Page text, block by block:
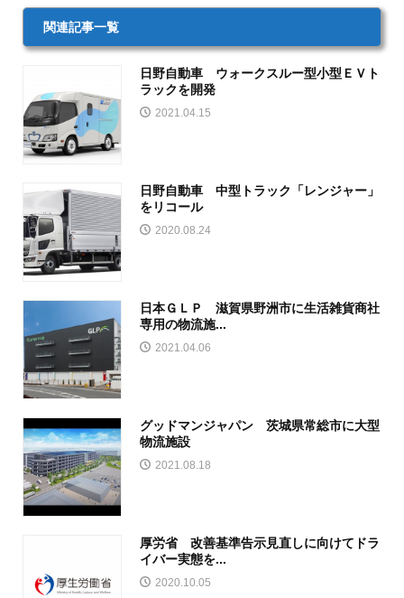
関連記事一覧
日野自動車 ウォークスルー型小型ＥＶト
ラックを開発
2021.04.15
日野自動車 中型トラック「レンジャー」
をリコール
2020.08.24
日本ＧＬＰ 滋賀県野洲市に生活雑貨商社
専用の物流施...
2021.04.06
グッドマンジャパン 茨城県常総市に大型
物流施設
2021.08.18
厚労省 改善基準告示見直しに向けてドラ
イバー実態を...
2020.10.05